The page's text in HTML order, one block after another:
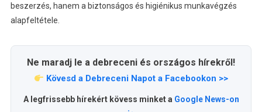
beszerzés, hanem a biztonságos és higiénikus munkavégzés
alapfeltétele.
Ne maradj le a debreceni és országos hírekről!
Kövesd a Debreceni Napot a Facebookon >>
A legfrissebb hírekért kövess minket a Google News-on